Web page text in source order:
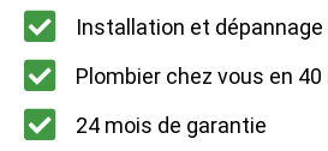
Installation et dépannage
Plombier chez vous en
24 mois de garantie